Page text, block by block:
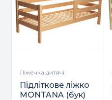
Ліжечка дитячі
Підліткове ліжко
MONTANA (бук)